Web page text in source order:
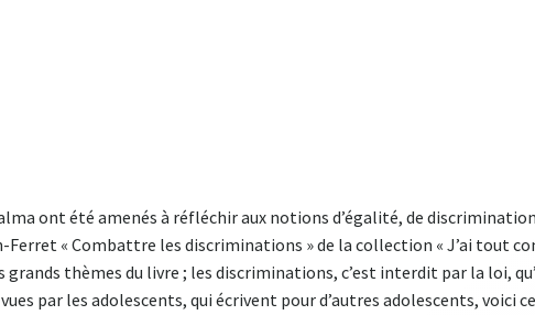
ont été amenés à réfléchir aux notions d’égalité, de
« Combattre les discriminations » de la collection « J’ai tout
thèmes du livre ; les discriminations, c’est interdit par la loi,
par les adolescents, qui écrivent pour d’autres adolescents, voici